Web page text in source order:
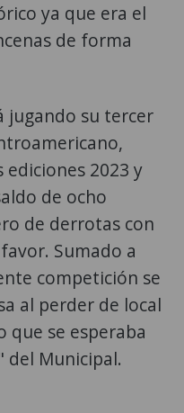
ya que era el
de forma
jugando su tercer
ediciones 2023 y
de ocho
de derrotas con
Sumado a
competición se
al perder de local
que se esperaba
del Municipal.